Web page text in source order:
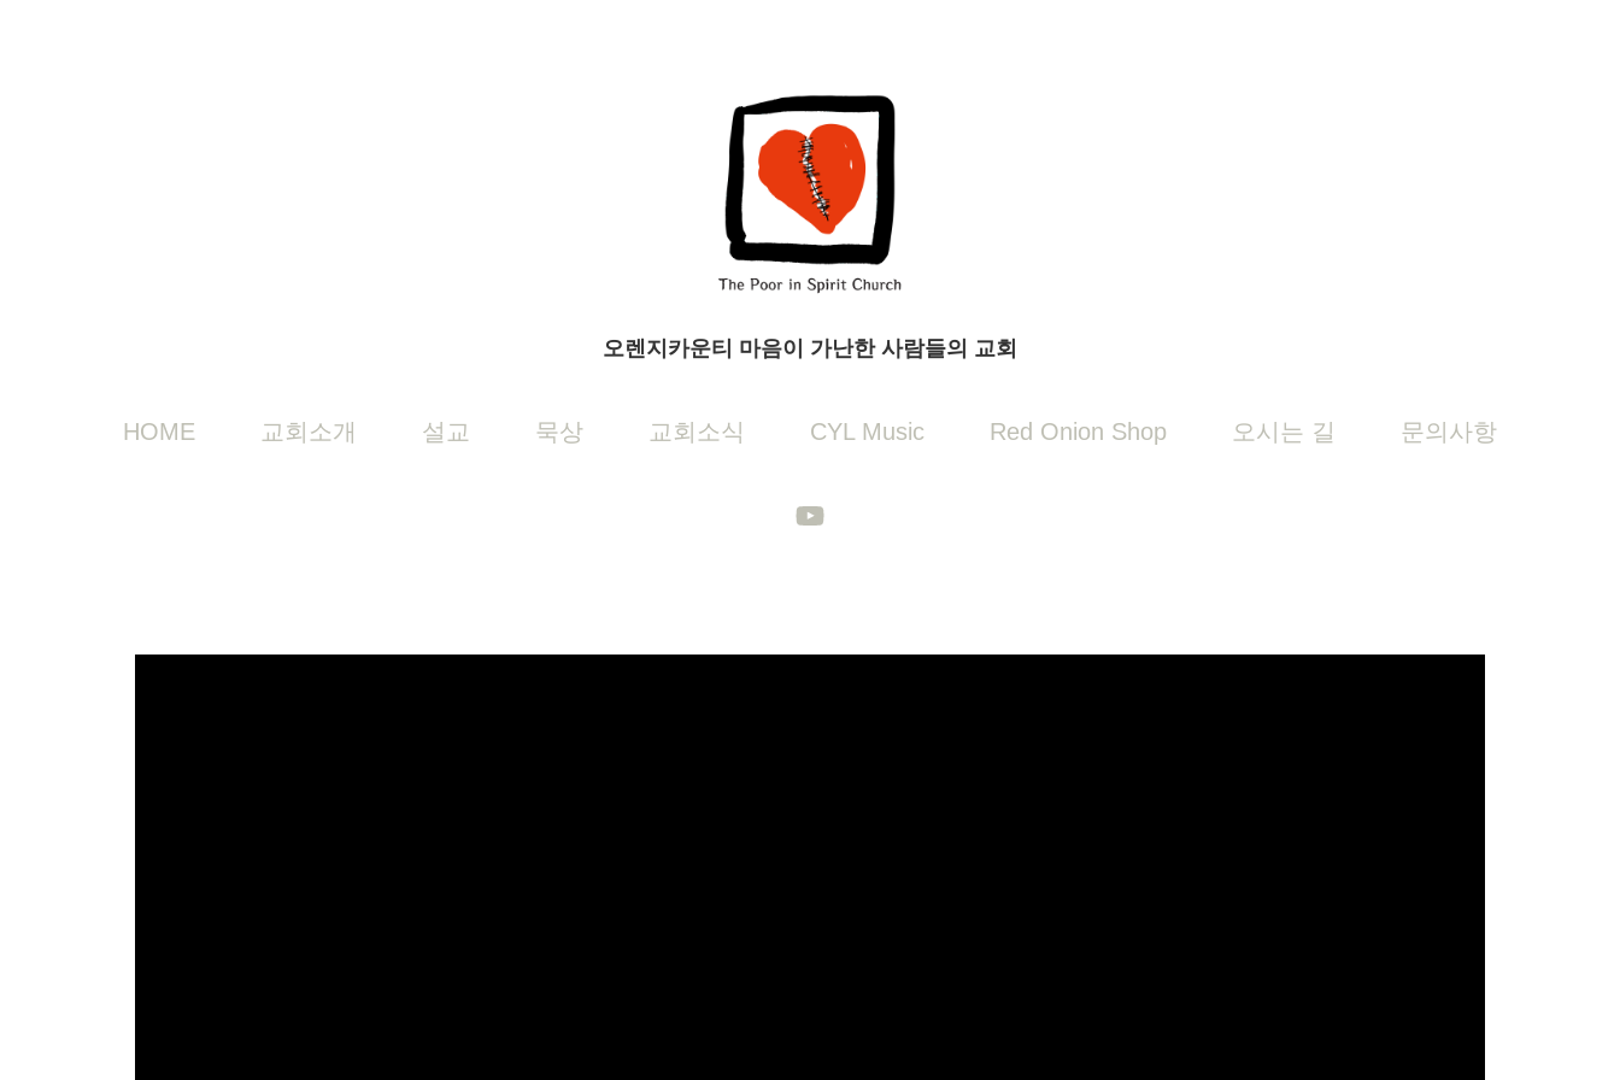
오렌지카운티 마음이 가난한 사람들의 교회
HOME 교회소개 설교 묵상 교회소식 CYL Music Red Onion Shop 오시는 길 문의사항